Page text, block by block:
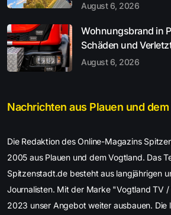
August 6, 2026
Wohnungsbrand in
Schäden und
August 6, 2026
Nachrichten aus Plauen und
Die Redaktion des Online-Magazins
2005 aus Plauen und dem Vogtland. Das
Spitzenstadt.de besteht aus langjährigen
Journalisten. Mit der Marke "Vogtland TV
2023 unser Angebot weiter ausbauen. Die